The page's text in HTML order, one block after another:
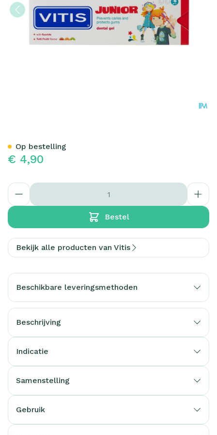
€ 4,90
Aantal
Bestel
Op bestelling
Bekijk alle producten van Vitis
Beschikbare leveringsmethoden
Beschrijving
Indicatie
Samenstelling
Gebruik